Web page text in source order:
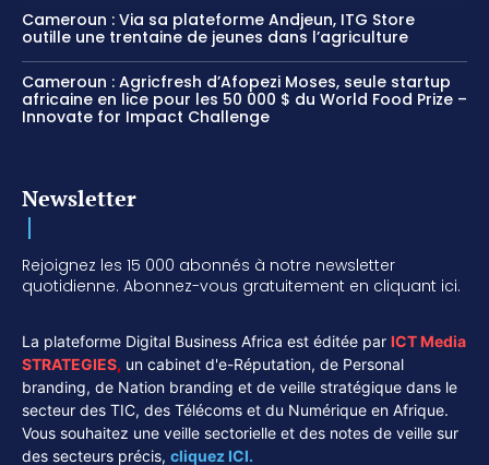
Cameroun : Via sa plateforme Andjeun, ITG Store
outille une trentaine de jeunes dans l’agriculture
Cameroun : Agricfresh d’Afopezi Moses, seule startup
africaine en lice pour les 50 000 $ du World Food Prize –
Innovate for Impact Challenge
Newsletter
Rejoignez les 15 000 abonnés à notre newsletter
quotidienne. Abonnez-vous gratuitement en cliquant ici.
La plateforme Digital Business Africa est éditée par ICT Media
STRATEGIES, un cabinet d'e-Réputation, de Personal
branding, de Nation branding et de veille stratégique dans le
secteur des TIC, des Télécoms et du Numérique en Afrique.
Vous souhaitez une veille sectorielle et des notes de veille sur
des secteurs précis, cliquez ICI.